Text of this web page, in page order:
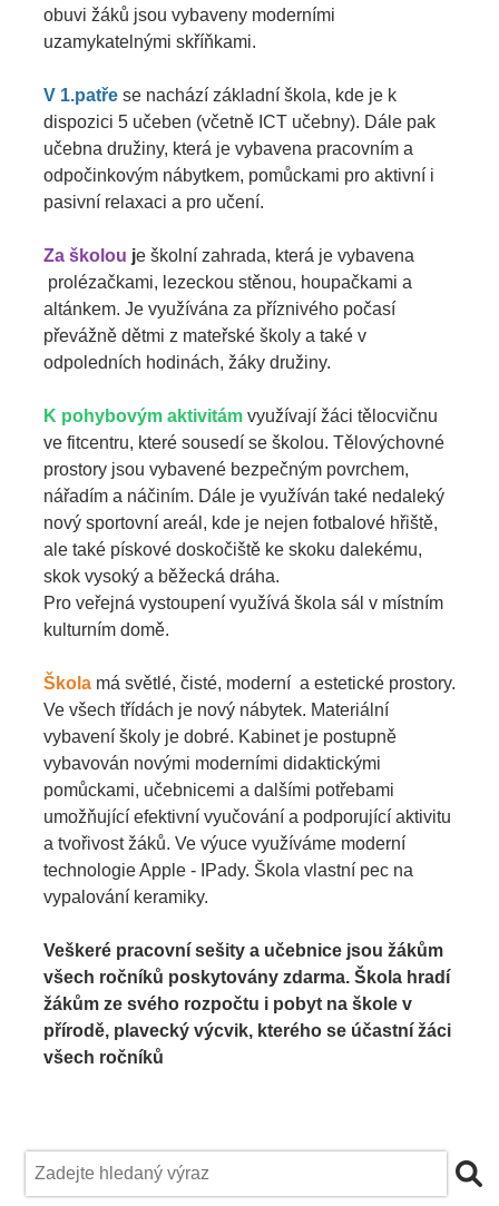
obuvi žáků jsou vybaveny moderními
uzamykatelnými skříňkami.
V 1.patře se nachází základní škola, kde je k
dispozici 5 učeben (včetně ICT učebny). Dále pak
učebna družiny, která je vybavena pracovním a
odpočinkovým nábytkem, pomůckami pro aktivní i
pasivní relaxaci a pro učení.
Za školou je školní zahrada, která je vybavena
prolézačkami, lezeckou stěnou, houpačkami a
altánkem. Je využívána za příznivého počasí
převážně dětmi z mateřské školy a také v
odpoledních hodinách, žáky družiny.
K pohybovým aktivitám využívají žáci tělocvičnu
ve fitcentru, které sousedí se školou. Tělovýchovné
prostory jsou vybavené bezpečným povrchem,
nářadím a náčiním. Dále je využíván také nedaleký
nový sportovní areál, kde je nejen fotbalové hřiště,
ale také pískové doskočiště ke skoku dalekému,
skok vysoký a běžecká dráha.
Pro veřejná vystoupení využívá škola sál v místním
kulturním domě.
Škola má světlé, čisté, moderní a estetické prostory.
Ve všech třídách je nový nábytek. Materiální
vybavení školy je dobré. Kabinet je postupně
vybavován novými moderními didaktickými
pomůckami, učebnicemi a dalšími potřebami
umožňující efektivní vyučování a podporující aktivitu
a tvořivost žáků. Ve výuce využíváme moderní
technologie Apple - IPady. Škola vlastní pec na
vypalování keramiky.
Veškeré pracovní sešity a učebnice jsou žákům
všech ročníků poskytovány zdarma. Škola hradí
žákům ze svého rozpočtu i pobyt na škole v
přírodě, plavecký výcvik, kterého se účastní žáci
všech ročníků